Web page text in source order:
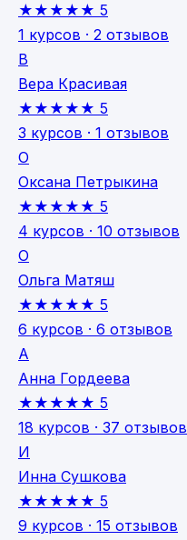
★★★★★ 5
1 курсов · 2 отзывов
В
Вера Красивая
★★★★★ 5
3 курсов · 1 отзывов
О
Оксана Петрыкина
★★★★★ 5
4 курсов · 10 отзывов
О
Ольга Матяш
★★★★★ 5
6 курсов · 6 отзывов
А
Анна Гордеева
★★★★★ 5
18 курсов · 37 отзывов
И
Инна Сушкова
★★★★★ 5
9 курсов · 15 отзывов